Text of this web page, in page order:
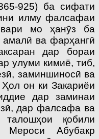
925) ба сифати
илму фалсафаи
мо ҳанӯз ба
ва фарҳангӣ
дар бораи
улуми кимиё, тиб,
заминшиносӣ ва
он ки Закариёи
дар заминаи
дар фалсафа ва
қобили
Мероси Абубакр